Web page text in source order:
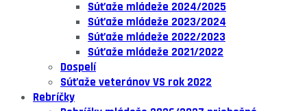
Súťaže mládeže 2024/2025
Súťaže mládeže 2023/2024
Súťaže mládeže 2022/2023
Súťaže mládeže 2021/2022
Dospelí
Súťaže veteránov VS rok 2022
Rebríčky